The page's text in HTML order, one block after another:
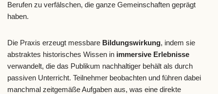
Berufen zu verfälschen, die ganze Gemeinschaften geprägt
haben.
Die Praxis erzeugt messbare Bildungswirkung, indem sie
abstraktes historisches Wissen in immersive Erlebnisse
verwandelt, die das Publikum nachhaltiger behält als durch
passiven Unterricht. Teilnehmer beobachten und führen dabei
manchmal zeitgemäße Aufgaben aus, was eine direkte